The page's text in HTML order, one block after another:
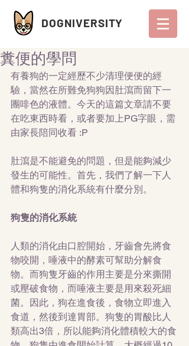
DOGNIVERSITY
糞便的學問
有養狗的一定經歷不少清理便便的經
驗，當然在所難免狗狗因肚瀉而留下一
團啡色的液體。今天的這篇文章請不要
在吃東西時看，或者要加上PG字眼，需
由家長陪同收看 :P
肚瀉是不能避免的問題，但是能夠減少
發生的可能性。首先，我們了解一下人
體和狗隻的消化系統有什麼分別。
狗隻的消化系統
人類的消化由口腔開始，牙齒會先將食
物咬開，唾液中的酵素可幫助分解食
物。而狗隻牙齒的作用主要是分來撕開
或壓破食物，而唾液主要是用來殺死細
菌。因此，狗在進食後，食物立即進入
食道，然後到達胃部。狗隻的胃酸比人
類高出3倍，所以能夠消化體積較大的食